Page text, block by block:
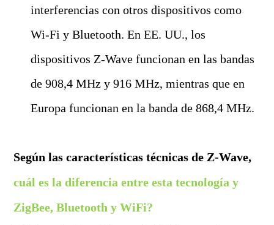
interferencias con otros dispositivos como
Wi-Fi y Bluetooth. En EE. UU., los
dispositivos Z-Wave funcionan en las bandas
de 908,4 MHz y 916 MHz, mientras que en
Europa funcionan en la banda de 868,4 MHz.
Según las características técnicas de Z-Wave,
cuál es la diferencia entre esta tecnología y
ZigBee, Bluetooth y WiFi?